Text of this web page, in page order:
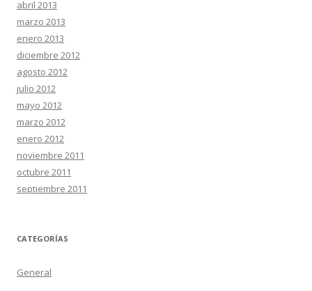
abril 2013
marzo 2013
enero 2013
diciembre 2012
agosto 2012
julio 2012
mayo 2012
marzo 2012
enero 2012
noviembre 2011
octubre 2011
septiembre 2011
CATEGORÍAS
General